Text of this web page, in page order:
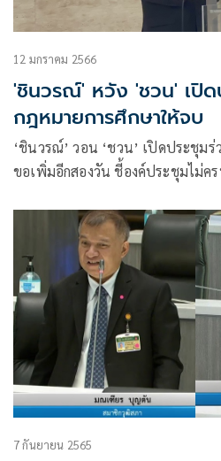
12 มกราคม 2566
'ชินวรณ์' หวัง 'ชวน' เปิด
กฎหมายการศึกษาให้จบ
‘ชินวรณ์’ วอน ‘ชวน’ เปิดประชุม
ขอเพิ่มอีกสองวัน ชี้องค์ประชุมไม่ค
7 กันยายน 2565